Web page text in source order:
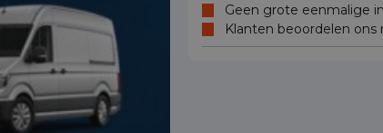
Geen grote eenmalige
Klanten beoordelen